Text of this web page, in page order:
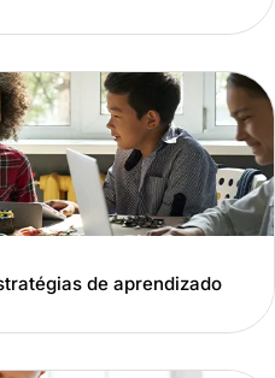
de aprendizado